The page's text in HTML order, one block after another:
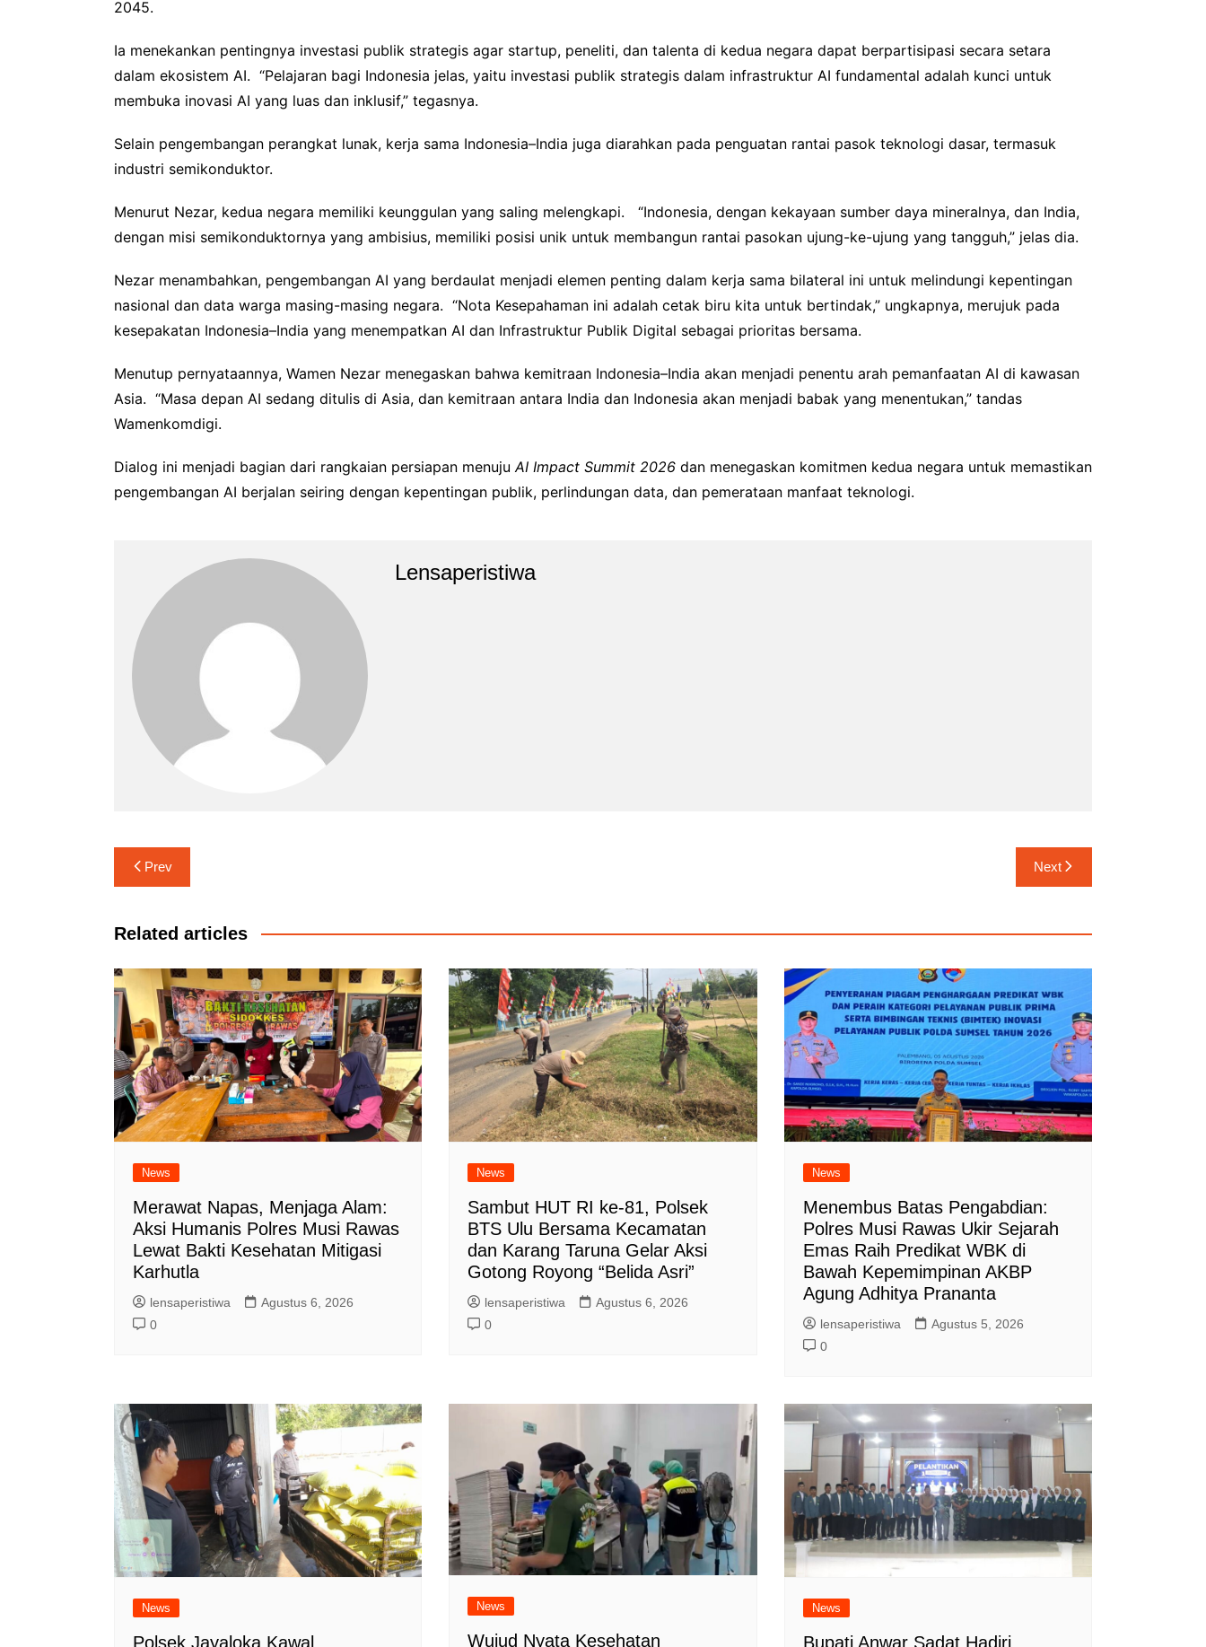
2045.
Ia menekankan pentingnya investasi publik strategis agar startup, peneliti, dan talenta di kedua negara dapat berpartisipasi secara setara
dalam ekosistem AI. “Pelajaran bagi Indonesia jelas, yaitu investasi publik strategis dalam infrastruktur AI fundamental adalah kunci untuk
membuka inovasi AI yang luas dan inklusif,” tegasnya.
Selain pengembangan perangkat lunak, kerja sama Indonesia–India juga diarahkan pada penguatan rantai pasok teknologi dasar, termasuk
industri semikonduktor.
Menurut Nezar, kedua negara memiliki keunggulan yang saling melengkapi. “Indonesia, dengan kekayaan sumber daya mineralnya, dan India,
dengan misi semikonduktornya yang ambisius, memiliki posisi unik untuk membangun rantai pasokan ujung-ke-ujung yang tangguh,” jelas dia.
Nezar menambahkan, pengembangan AI yang berdaulat menjadi elemen penting dalam kerja sama bilateral ini untuk melindungi kepentingan
nasional dan data warga masing-masing negara. “Nota Kesepahaman ini adalah cetak biru kita untuk bertindak,” ungkapnya, merujuk pada
kesepakatan Indonesia–India yang menempatkan AI dan Infrastruktur Publik Digital sebagai prioritas bersama.
Menutup pernyataannya, Wamen Nezar menegaskan bahwa kemitraan Indonesia–India akan menjadi penentu arah pemanfaatan AI di kawasan
Asia. “Masa depan AI sedang ditulis di Asia, dan kemitraan antara India dan Indonesia akan menjadi babak yang menentukan,” tandas
Wamenkomdigi.
Dialog ini menjadi bagian dari rangkaian persiapan menuju AI Impact Summit 2026 dan menegaskan komitmen kedua negara untuk memastikan
pengembangan AI berjalan seiring dengan kepentingan publik, perlindungan data, dan pemerataan manfaat teknologi.
Lensaperistiwa
Navigasi
pos
Prev Next
Related articles
News
Merawat Napas, Menjaga Alam:
Aksi Humanis Polres Musi Rawas
Lewat Bakti Kesehatan Mitigasi
Karhutla
lensaperistiwa
Agustus 6, 2026
0
News
Sambut HUT RI ke-81, Polsek
BTS Ulu Bersama Kecamatan
dan Karang Taruna Gelar Aksi
Gotong Royong “Belida Asri”
lensaperistiwa
Agustus 6, 2026
0
News
Menembus Batas Pengabdian:
Polres Musi Rawas Ukir Sejarah
Emas Raih Predikat WBK di
Bawah Kepemimpinan AKBP
Agung Adhitya Prananta
lensaperistiwa
Agustus 5, 2026
0
News
Polsek Jayaloka Kawal
News
Wujud Nyata Kesehatan
News
Bupati Anwar Sadat Hadiri